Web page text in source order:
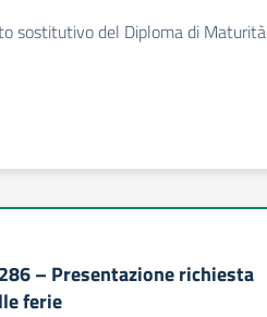
sostitutivo del Diploma di Maturità
– Presentazione richiesta
ferie